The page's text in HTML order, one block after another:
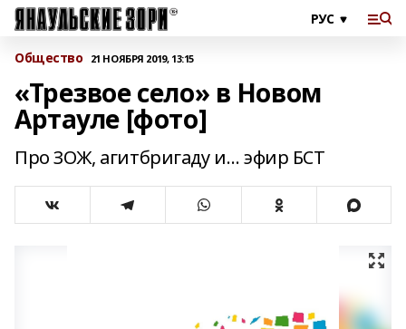
Общество 21 НОЯБРЯ 2019, 13:15
«Трезвое село» в Новом
Артауле [фото]
Про ЗОЖ, агитбригаду и… эфир БСТ